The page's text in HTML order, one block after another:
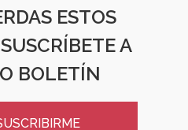
ESTOS
A
BOLETÍN